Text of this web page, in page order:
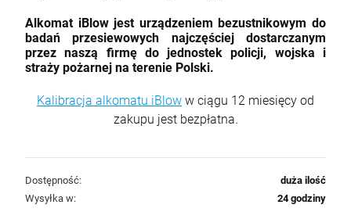
Alkomat iBlow jest urządzeniem bezustnikowym do
badań przesiewowych najczęściej dostarczanym
przez naszą firmę do jednostek policji, wojska i
straży pożarnej na terenie Polski.
Kalibracja alkomatu iBlow w ciągu 12 miesięcy od
zakupu jest bezpłatna.
Dostępność:
duża ilość
Wysyłka w:
24 godziny